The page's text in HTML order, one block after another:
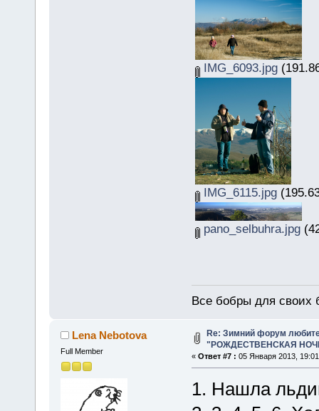
IMG_6093.jpg
IMG_6115.jpg
pano_selbuhra.jpg
Все бобры для своих
Lena Nebotova
Full Member
Re: Зимний форум
"РОЖДЕСТВЕНСКАЯ
« Ответ #7 : 05 Января 2013,
1. Нашла